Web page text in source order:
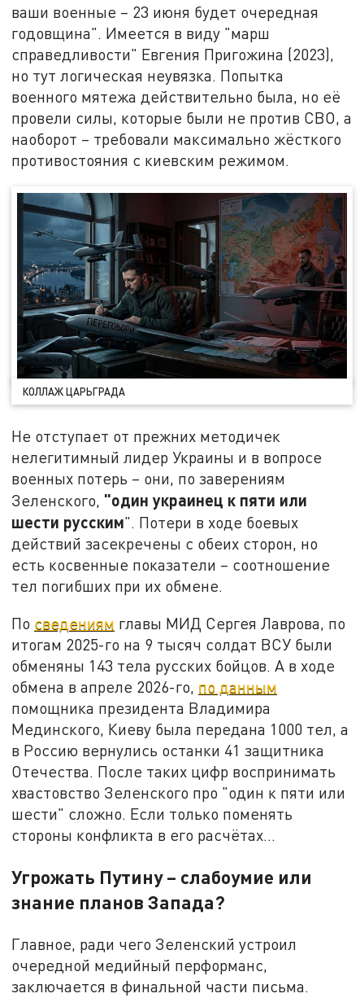
ваши военные – 23 июня будет очередная
годовщина". Имеется в виду "марш
справедливости" Евгения Пригожина (2023),
но тут логическая неувязка. Попытка
военного мятежа действительно была, но её
провели силы, которые были не против СВО, а
наоборот – требовали максимально жёсткого
противостояния с киевским режимом.
КОЛЛАЖ ЦАРЬГРАДА
Не отступает от прежних методичек
нелегитимный лидер Украины и в вопросе
военных потерь – они, по заверениям
Зеленского, "один украинец к пяти или
шести русским". Потери в ходе боевых
действий засекречены с обеих сторон, но
есть косвенные показатели – соотношение
тел погибших при их обмене.
По сведениям главы МИД Сергея Лаврова, по
итогам 2025-го на 9 тысяч солдат ВСУ были
обменяны 143 тела русских бойцов. А в ходе
обмена в апреле 2026-го, по данным
помощника президента Владимира
Мединского, Киеву была передана 1000 тел, а
в Россию вернулись останки 41 защитника
Отечества. После таких цифр воспринимать
хвастовство Зеленского про "один к пяти или
шести" сложно. Если только поменять
стороны конфликта в его расчётах...
Угрожать Путину – слабоумие или
знание планов Запада?
Главное, ради чего Зеленский устроил
очередной медийный перформанс,
заключается в финальной части письма.